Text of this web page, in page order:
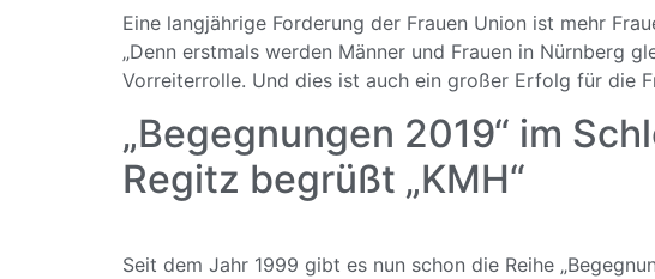
Eine langjährige Forderung der Frauen Union ist mehr
„Denn erstmals werden Männer und Frauen in Nürnberg
Vorreiterrolle. Und dies ist auch ein großer Erfolg für die
„Begegnungen 2019“ im
Regitz begrüßt „KMH“
Seit dem Jahr 1999 gibt es nun schon die Reihe